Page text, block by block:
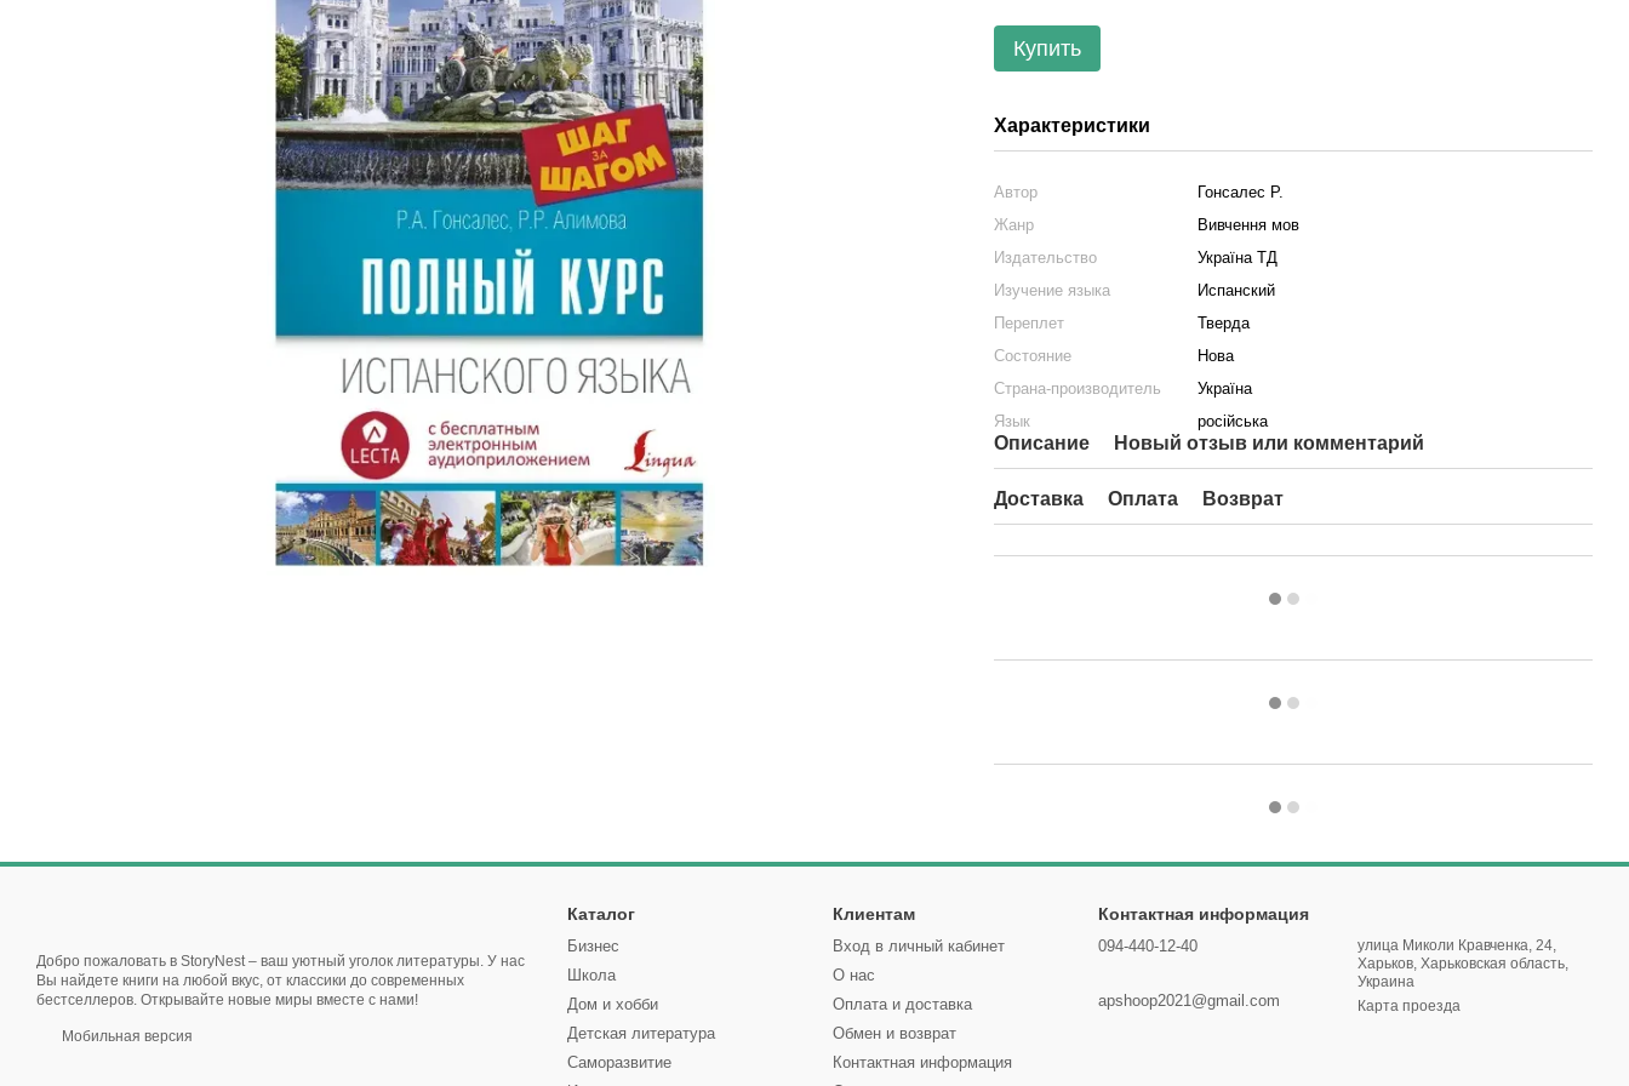
Купить
Характеристики
Автор
Гонсалес Р.
Жанр
Вивчення мов
Издательство
Україна ТД
Изучение языка
Испанский
Переплет
Тверда
Состояние
Нова
Страна-производитель
Україна
Язык
російська
Описание Новый отзыв или комментарий
Доставка Оплата Возврат
Добро пожаловать в StoryNest – ваш уютный уголок литературы. У нас
Вы найдете книги на любой вкус, от классики до современных
бестселлеров. Открывайте новые миры вместе с нами!
Мобильная версия
Каталог
Бизнес
Школа
Дом и хобби
Детская литература
Саморазвитие
Клиентам
Вход в личный кабинет
О нас
Оплата и доставка
Обмен и возврат
Контактная информация
Контактная информация
094-440-12-40
apshoop2021@gmail.com
улица Миколи Кравченка, 24,
Харьков, Харьковская область,
Украина
Карта проезда